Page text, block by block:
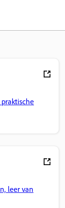
leer van